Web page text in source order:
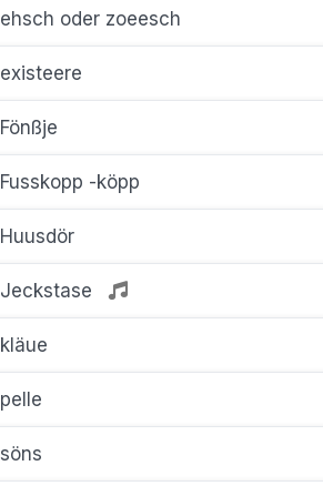
ehsch oder zoeesch
existeere
Fönßje
Fusskopp -köpp
Huusdör
Jeckstase
kläue
pelle
söns